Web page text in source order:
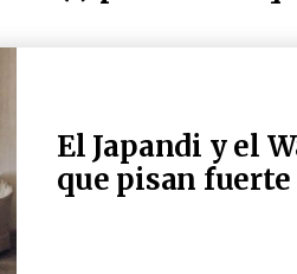
El Japandi y el
que pisan fuerte